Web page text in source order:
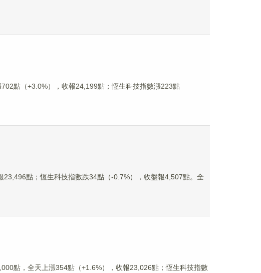
點（+3.0%），收報24,199點；恆生科技指數漲223點
點；恆生科技指數跌34點（-0.7%），收盤報4,507點。全
點，全天上漲354點（+1.6%），收報23,026點；恆生科技指數